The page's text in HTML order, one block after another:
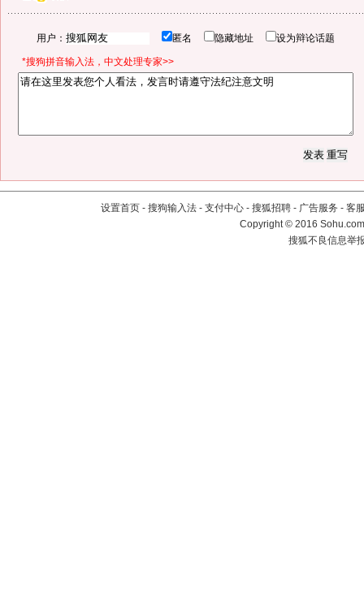
用户： 匿名 隐藏地址 设为辩论话题
*搜狗拼音输入法，中文处理专家>>
设置首页 - 搜狗输入法 - 支付中心 - 搜狐招聘 - 广告服务 - 客
Copyright©2016
搜狐不良信息举